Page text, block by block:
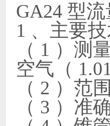
GA24 型
1 、主要
（ 1 ）测
空气（
（ 2 ）范
（ 3 ）准